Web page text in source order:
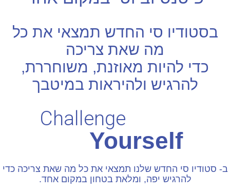
בסטודיו סי החדש תמצאי את כל
מה שאת צריכה
כדי להיות מאוזנת, משוחררת,
להרגיש ולהיראות במיטבך
Challenge
Yourself
ב- סטודיו סי החדש שלנו תמצאי את כל מה שאת צריכה כדי
להרגיש יפה, ומלאת בטחון במקום אחד.